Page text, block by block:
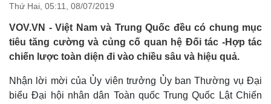
Chính trị
Tổ chức nhân sự
Quốc hội
Nhận diện sự thật
Tin 24h
Dự báo thời tiết
Giáo dục
Dấu ấn VOV
Biển đảo
Thứ Hai, 05:11, 08/07/2019
VOV.VN - Việt Nam và Trung Quốc đều có chung mục
tiêu tăng cường và củng cố quan hệ Đối tác -Hợp tác
chiến lược toàn diện đi vào chiều sâu và hiệu quả.
Nhận lời mời của Ủy viên trưởng Ủy ban Thường vụ Đại
biểu Đại hội nhân dân Toàn quốc Trung Quốc Lật Chiến